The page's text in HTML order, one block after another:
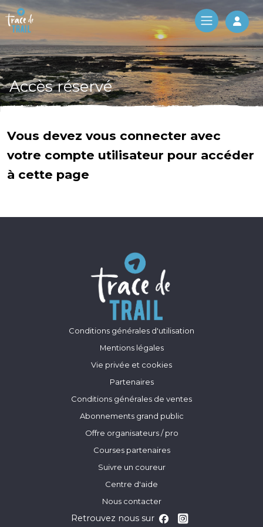
Log
Accès réservé
Vous devez vous connecter avec
votre compte utilisateur pour accéder
à cette page
Conditions générales d'utilisation
Mentions légales
Vie privée et cookies
Partenaires
Conditions générales de ventes
Abonnements grand public
Offre organisateurs / pro
Courses partenaires
Suivre un coureur
Centre d'aide
Nous contacter
Retrouvez nous sur